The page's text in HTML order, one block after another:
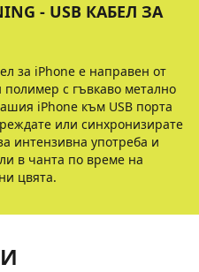
- USB КАБЕЛ ЗА
за iPhone е направен от
полимер с гъвкаво метално
iPhone към USB порта
или синхронизирате
интензивна употреба и
в чанта по време на
цвята.